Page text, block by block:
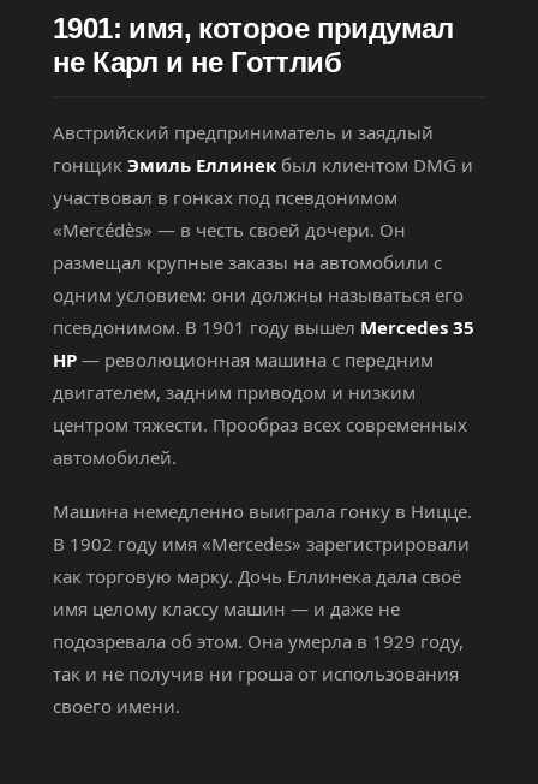
1901: имя, которое придумал
не Карл и не Готтлиб
Австрийский предприниматель и заядлый
гонщик Эмиль Еллинек был клиентом DMG и
участвовал в гонках под псевдонимом
«Mercédès» — в честь своей дочери. Он
размещал крупные заказы на автомобили с
одним условием: они должны называться его
псевдонимом. В 1901 году вышел Mercedes 35
HP — революционная машина с передним
двигателем, задним приводом и низким
центром тяжести. Прообраз всех современных
автомобилей.
Машина немедленно выиграла гонку в Ницце.
В 1902 году имя «Mercedes» зарегистрировали
как торговую марку. Дочь Еллинека дала своё
имя целому классу машин — и даже не
подозревала об этом. Она умерла в 1929 году,
так и не получив ни гроша от использования
своего имени.